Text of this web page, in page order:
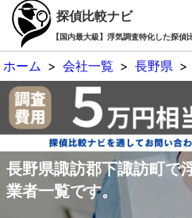
探偵比較ナビ
【国内最大級】浮気調査特化した探偵
ホーム > 会社一覧 > 長野県 >
長野県諏訪郡下諏訪町で
業者一覧です。